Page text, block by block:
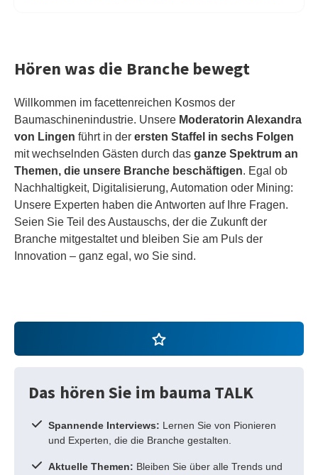
Hören was die Branche bewegt
Willkommen im facettenreichen Kosmos der
Baumaschinenindustrie. Unsere Moderatorin Alexandra
von Lingen führt in der ersten Staffel in sechs Folgen
mit wechselnden Gästen durch das ganze Spektrum an
Themen, die unsere Branche beschäftigen. Egal ob
Nachhaltigkeit, Digitalisierung, Automation oder Mining:
Unsere Experten haben die Antworten auf Ihre Fragen.
Seien Sie Teil des Austauschs, der die Zukunft der
Branche mitgestaltet und bleiben Sie am Puls der
Innovation – ganz egal, wo Sie sind.
Das hören Sie im bauma TALK
Spannende Interviews: Lernen Sie von Pionieren
und Experten, die die Branche gestalten.
Aktuelle Themen: Bleiben Sie über alle Trends und